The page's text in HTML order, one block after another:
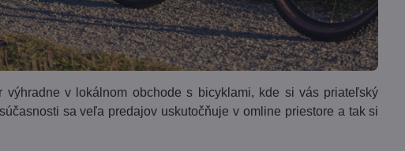
výhradne v lokálnom obchode s bicyklami, kde si vás priateľský
sa veľa predajov uskutočňuje v omline priestore a tak si